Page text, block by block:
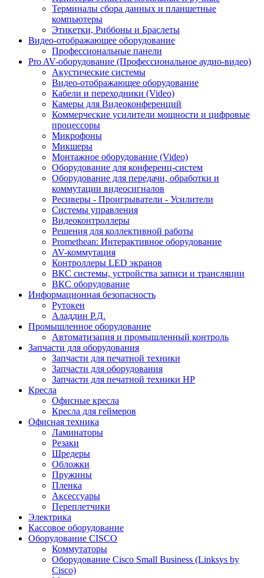
Терминалы сбора данных и планшетные
компьютеры
Этикетки, Риббоны и Браслеты
Видео-отображающее оборудование
Профессиональные панели
Pro AV-оборудование (Профессиональное аудио-видео)
Акустические системы
Видео-отображающее оборудование
Кабели и переходники (Video)
Камеры для Видеоконференций
Коммерческие усилители мощности и цифровые
процессоры
Микрофоны
Микшеры
Монтажное оборудование (Video)
Оборудование для конференц-систем
Оборудование для передачи, обработки и
коммутации видеосигналов
Ресиверы - Проигрыватели - Усилители
Системы управления
Видеоконтроллеры
Решения для коллективной работы
Promethean: Интерактивное оборудование
AV-коммутация
Контроллеры LED экранов
ВКС системы, устройства записи и трансляции
ВКС оборудование
Информационная безопасность
Рутокен
Аладдин Р.Д.
Промышленное оборудование
Автоматизация и промышленный контроль
Запчасти для оборудования
Запчасти для печатной техники
Запчасти для оборудования
Запчасти для печатной техники HP
Кресла
Офисные кресла
Кресла для геймеров
Офисная техника
Ламинаторы
Резаки
Шредеры
Обложки
Пружины
Пленка
Аксессуары
Переплетчики
Электрика
Кассовое оборудование
Оборудование CISCO
Коммутаторы
Оборудование Cisco Small Business (Linksys by
Cisco)